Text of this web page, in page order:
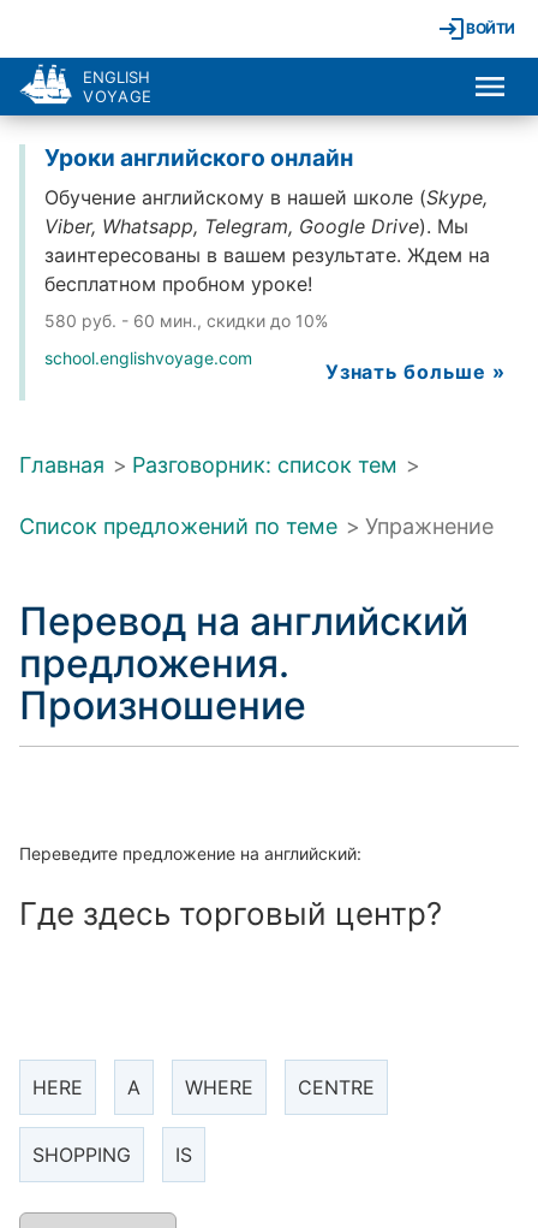
ВОЙТИ
ENGLISH
VOYAGE
Уроки английского онлайн
Обучение английскому в нашей школе (Skype,
Viber, Whatsapp, Telegram, Google Drive). Мы
заинтересованы в вашем результате. Ждем на
бесплатном пробном уроке!
580 руб. - 60 мин., скидки до 10%
school.englishvoyage.com
Узнать больше »
Главная > Разговорник: список тем >
Список предложений по теме > Упражнение
Перевод на английский
предложения.
Произношение
Переведите предложение на английский:
Где здесь торговый центр?
HERE A WHERE CENTRE
SHOPPING IS